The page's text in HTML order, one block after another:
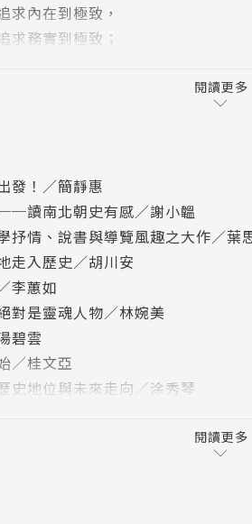
求內在到極致，
求務實到極致；
起，天下才再度統一，出現隋唐盛世
，
晉建劉宋說起，到五八九年隋滅
有一個比一個匪夷所思的昏君、暴
形。
濟與生活，與南朝最後的歲月也
這個在歷史夾縫中，幾乎會被忽
說：這部書就是以歷史旅遊觀點
閱讀更多
發！／簡靜惠
讀南北朝史有感／謝小韞
情、說書與導覽風趣之大作／葉
入歷史／胡川安
李蕙如
是靈魂人物／林婉美
碧雲
／桂文亞
地位與未來走向／涂秀琴
閱讀更多